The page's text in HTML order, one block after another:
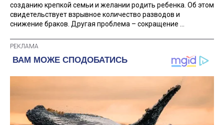
созданию крепкой семьи и желании родить ребенка. Об этом
свидетельствует взрывное количество разводов и
снижение браков. Другая проблема – сокращение ...